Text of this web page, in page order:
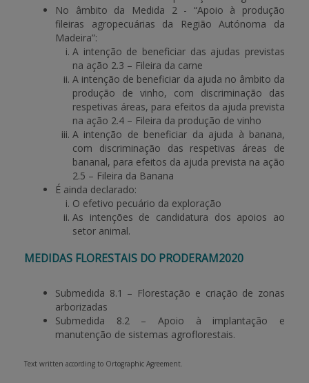
No âmbito da Medida 2 - “Apoio à produção
fileiras agropecuárias da Região Autónoma da
Madeira”:
A intenção de beneficiar das ajudas previstas
na ação 2.3 – Fileira da carne
A intenção de beneficiar da ajuda no âmbito da
produção de vinho, com discriminação das
respetivas áreas, para efeitos da ajuda prevista
na ação 2.4 – Fileira da produção de vinho
A intenção de beneficiar da ajuda à banana,
com discriminação das respetivas áreas de
bananal, para efeitos da ajuda prevista na ação
2.5 – Fileira da Banana
É ainda declarado:
O efetivo pecuário da exploração
As intenções de candidatura dos apoios ao
setor animal.
MEDIDAS FLORESTAIS DO PRODERAM2020
Submedida 8.1 – Florestação e criação de zonas
arborizadas
Submedida 8.2 – Apoio à implantação e
manutenção de sistemas agroflorestais.
Text written according to Ortographic Agreement.